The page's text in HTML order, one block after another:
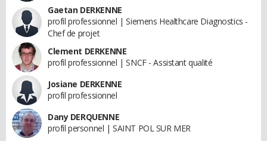
Gaetan DERKENNE
profil professionnel | Siemens Healthcare Diagnostics -
Chef de projet
Clement DERKENNE
profil professionnel | SNCF - Assistant qualité
Josiane DERKENNE
profil professionnel
Dany DERQUENNE
profil personnel | SAINT POL SUR MER